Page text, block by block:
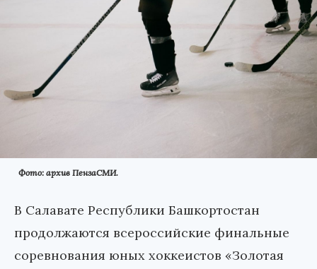
Фото: архив ПензаСМИ.
В Салавате Республики Башкортостан
продолжаются всероссийские финальные
соревнования юных хоккеистов «Золотая